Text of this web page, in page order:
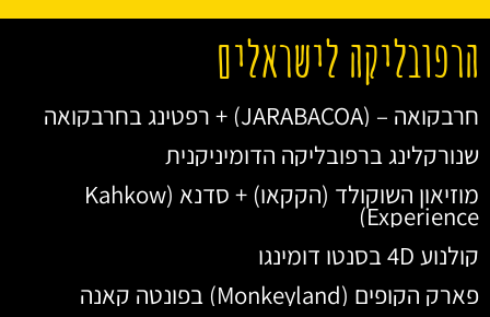
הרפובליקה לישראלים
חרבקואה – (JARABACOA) + רפטינג בחרבקואה
שנורקלינג ברפובליקה הדומיניקנית
מוזיאון השוקולד (הקקאו) + סדנא (Kahkow
Experience)
קולנוע 4D בסנטו דומינגו
פארק הקופים (Monkeyland) בפונטה קאנה